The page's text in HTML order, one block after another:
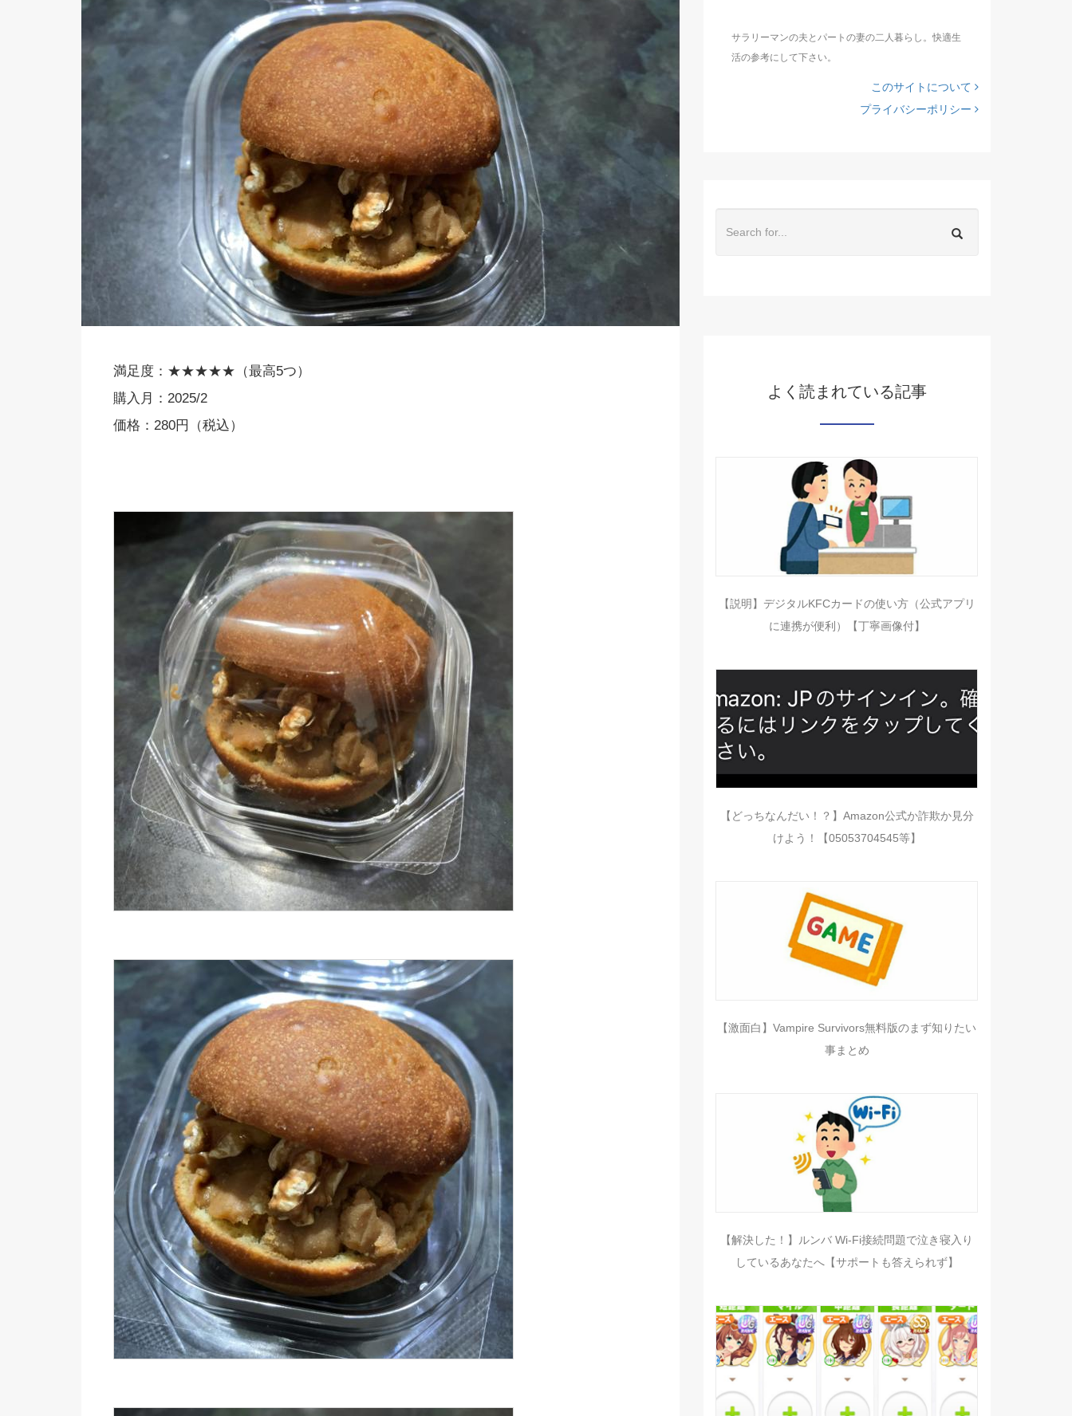
満足度：★★★★★（最高5つ）
購入月：2025/2
価格：280円（税込）
サラリーマンの夫とパートの妻の二人暮らし。快適生
活の参考にして下さい。
このサイトについて
プライバシーポリシー
よく読まれている記事
【説明】デジタルKFCカードの使い方（公式アプリ
に連携が便利）【丁寧画像付】
【どっちなんだい！？】Amazon公式か詐欺か見分
けよう！【05053704545等】
【激面白】Vampire Survivors無料版のまず知りたい
事まとめ
【解決した！】ルンバ Wi-Fi接続問題で泣き寝入り
しているあなたへ【サポートも答えられず】